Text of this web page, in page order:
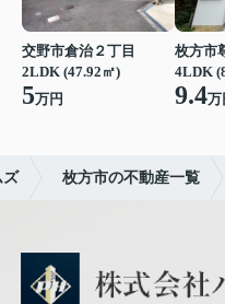
交野市倉治２丁目
2LDK (47.92㎡)
5万円
枚方市
4LDK
9.4万
ズ 枚方市の不動産一覧